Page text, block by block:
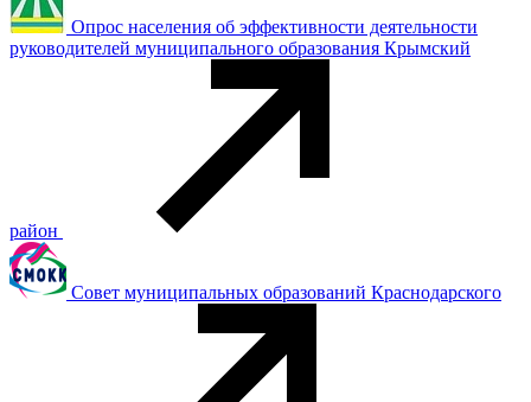
Опрос населения об эффективности деятельности
руководителей муниципального образования Крымский
район
Совет муниципальных образований Краснодарского